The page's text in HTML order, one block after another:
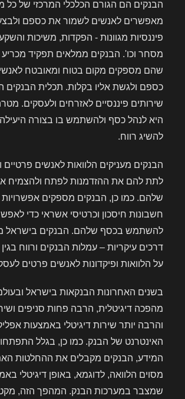
הבנקים הם הגורם הכלכלי המרכזי של כל
מאפשרים לאנשים לשמור את כספם
פיננסיות מגוונות - הפקדות, משיכות
מסחר וכו'. הבנקים ממלאים תפקיד
שהם מספקים מקום בטוח ומאובטח
כספם ולגשת אליו בקלות. תכלית הבנקים
שירותים פיננסיים לאזרחים ולעסקים.
היא לנהל כסף ולהשתמש בו בצורה
להשיג רווח.
הבנקים מעניקים הלוואות לאנשים פרטיים
לתת להם את ההזדמנות לפתח ולהצמיח
שלהם. כמו כן, הבנקים מספקים
חשבונות חיסכון וכרטיסי אשראי כדי
להשתמש בכסף שלהם. הבנקים בישראל
דרכים עיקריות – עמלות הבנקים ורווח
על הלוואות ופיקדונות לאנשים פרטים
בשנים האחרונות הבנקאות בישראל
מהפכה דיגיטלית, הרבה פחות סניפים
והרבה יותר שירות דיגיטלי באמצעות
האינטרנט של הבנק. כמו כן, בגלל
המידע, הבנקים מקבלים את ההחלטות
מסוים הלוואה, לדוגמא, באופן דיגיטלי
שמצבר במערכות הבנק. המהפך הזה,